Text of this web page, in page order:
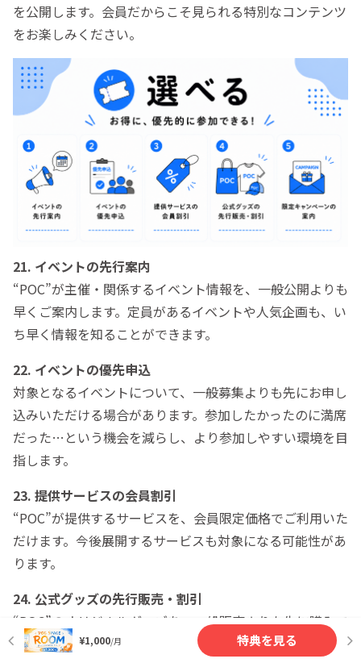
¥1,000/月 特典を見る
を公開します。会員だからこそ見られる特別なコンテンツ
をお楽しみください。
21. イベントの先行案内
“POC”が主催・関係するイベント情報を、一般公開よりも
早くご案内します。定員があるイベントや人気企画も、い
ち早く情報を知ることができます。
22. イベントの優先申込
対象となるイベントについて、一般募集よりも先にお申し
込みいただける場合があります。参加したかったのに満席
だった…という機会を減らし、より参加しやすい環境を目
指します。
23. 提供サービスの会員割引
“POC”が提供するサービスを、会員限定価格でご利用いた
だけます。今後展開するサービスも対象になる可能性があ
ります。
24. 公式グッズの先行販売・割引
“POC”のオリジナルグッズを、一般販売よりも先に購入で
きる場合があります。また、会員限定価格で購入できるキ